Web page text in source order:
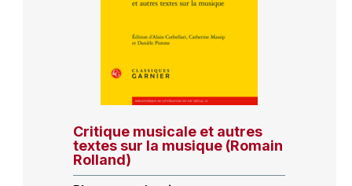
Critique musicale et autres
textes sur la musique (Romain
Rolland)